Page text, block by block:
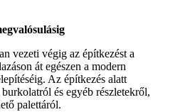
vezeti végig az építkezést a
át egészen a modern
Az építkezés alatt
és egyéb részletekről,
palettáról.